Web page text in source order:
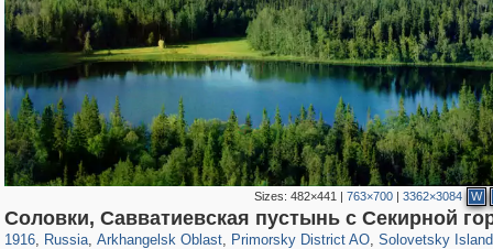
Sizes:482×441 |763×700 |3362×3084 W
Соловки, Савватиевская пустынь с Секирной
1916, Russia
1,406,907 29,248
, Arkhangelsk Oblast
11,820 246
, Primorsky District AO
1,526 48
, Solovetsky
1,018 39